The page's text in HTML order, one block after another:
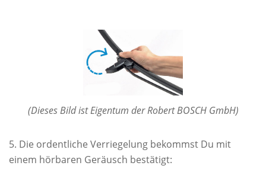
(Dieses Bild ist Eigentum der Robert BOSCH GmbH)
Die ordentliche Verriegelung bekommst Du mit
einem hörbaren Geräusch bestätigt: